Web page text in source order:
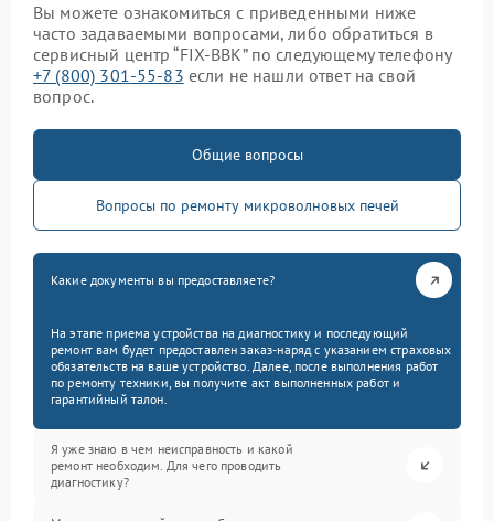
Вы можете ознакомиться с приведенными ниже
часто задаваемыми вопросами, либо обратиться в
сервисный центр “FIX-BBK” по следующему телефону
+7 (800) 301-55-83 если не нашли ответ на свой
вопрос.
Общие вопросы
Вопросы по ремонту микроволновых печей
Какие документы вы предоставляете?
На этапе приема устройства на диагностику и последующий
ремонт вам будет предоставлен заказ-наряд с указанием страховых
обязательств на ваше устройство. Далее, после выполнения работ
по ремонту техники, вы получите акт выполненных работ и
гарантийный талон.
Я уже знаю в чем неисправность и какой
ремонт необходим. Для чего проводить
диагностику?